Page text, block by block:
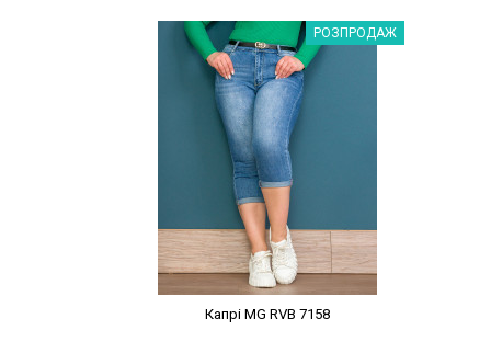
Наклейки Варіант з %РОЗПРОДАЖ
Капрі MG RVB 7158